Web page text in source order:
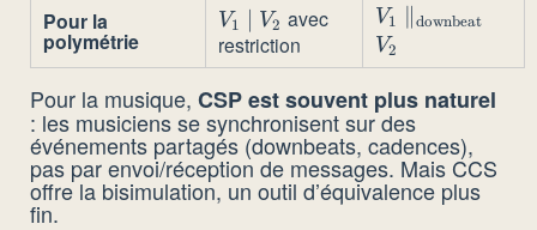
Pour la
polymétrie
V_1
\mid
V_2
V1 V2 avec
restriction
V_1
V_2
V1 ∥downbeat
V2
Pour la musique, CSP est souvent plus naturel
: les musiciens se synchronisent sur des
événements partagés (downbeats, cadences),
pas par envoi/réception de messages. Mais CCS
offre la bisimulation, un outil d’équivalence plus
fin.